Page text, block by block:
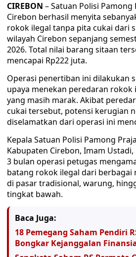
CIREBON – Satuan Polisi Pamong
Cirebon berhasil menyita
rokok ilegal tanpa pita cukai dari
wilayah Cirebon sepanjang
2026. Total nilai barang sitaan
mencapai Rp222 juta.
Operasi penertiban ini dilakukan
upaya menekan peredaran rokok
yang masih marak. Akibat
cukai tersebut, potensi kerugian
diselamatkan dari operasi ini
Kepala Satuan Polisi Pamong
Kabupaten Cirebon, Imam
3 bulan operasi petugas
batang rokok ilegal dari berbagai
di pasar tradisional, warung,
tingkat bawah.
Baca Juga:
18 Pemegang Saham Pendiri
Bongkar Kejanggalan